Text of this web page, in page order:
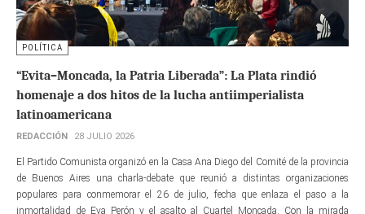
POLÍTICA
“Evita–Moncada, la Patria Liberada”: La Plata rindió
homenaje a dos hitos de la lucha antiimperialista
latinoamericana
REDACCIÓN 28 JULIO 2026
El Partido Comunista organizó en la Casa Ana Diego del Comité de la provincia
de Buenos Aires una charla-debate que reunió a distintas organizaciones
populares para conmemorar el 26 de julio, fecha que enlaza el paso a la
inmortalidad de Eva Perón y el asalto al Cuartel Moncada. Con la mirada